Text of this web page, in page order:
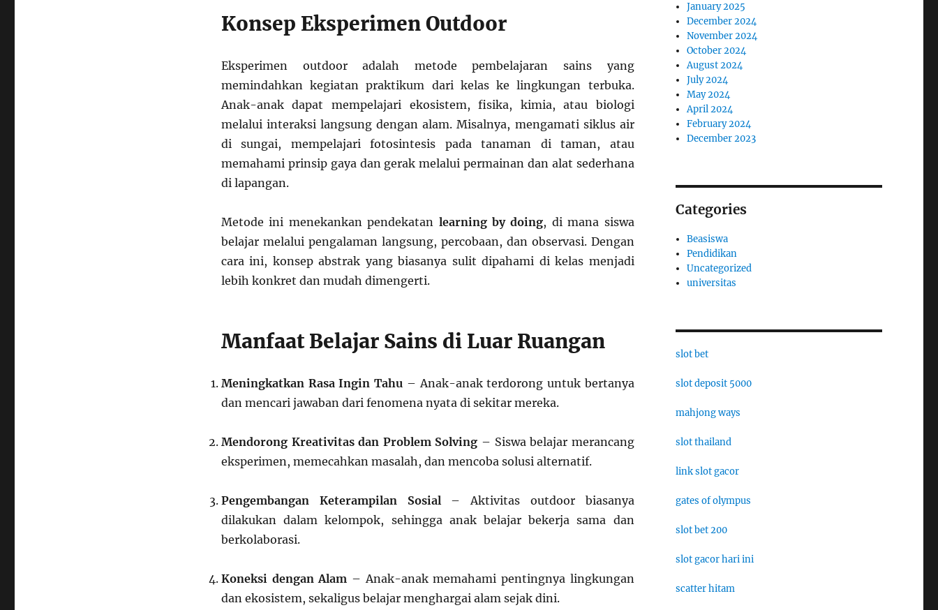
Konsep Eksperimen Outdoor
Eksperimen outdoor adalah metode pembelajaran sains yang
memindahkan kegiatan praktikum dari kelas ke lingkungan terbuka.
Anak-anak dapat mempelajari ekosistem, fisika, kimia, atau biologi
melalui interaksi langsung dengan alam. Misalnya, mengamati siklus air
di sungai, mempelajari fotosintesis pada tanaman di taman, atau
memahami prinsip gaya dan gerak melalui permainan dan alat sederhana
di lapangan.
Metode ini menekankan pendekatan learning by doing, di mana siswa
belajar melalui pengalaman langsung, percobaan, dan observasi. Dengan
cara ini, konsep abstrak yang biasanya sulit dipahami di kelas menjadi
lebih konkret dan mudah dimengerti.
Manfaat Belajar Sains di Luar Ruangan
Meningkatkan Rasa Ingin Tahu – Anak-anak terdorong untuk bertanya
dan mencari jawaban dari fenomena nyata di sekitar mereka.
Mendorong Kreativitas dan Problem Solving – Siswa belajar merancang
eksperimen, memecahkan masalah, dan mencoba solusi alternatif.
Pengembangan Keterampilan Sosial – Aktivitas outdoor biasanya
dilakukan dalam kelompok, sehingga anak belajar bekerja sama dan
berkolaborasi.
Koneksi dengan Alam – Anak-anak memahami pentingnya lingkungan
dan ekosistem, sekaligus belajar menghargai alam sejak dini.
January 2025
December 2024
November 2024
October 2024
August 2024
July 2024
May 2024
April 2024
February 2024
December 2023
Categories
Beasiswa
Pendidikan
Uncategorized
universitas
slot bet
slot deposit 5000
mahjong ways
slot thailand
link slot gacor
gates of olympus
slot bet 200
slot gacor hari ini
scatter hitam